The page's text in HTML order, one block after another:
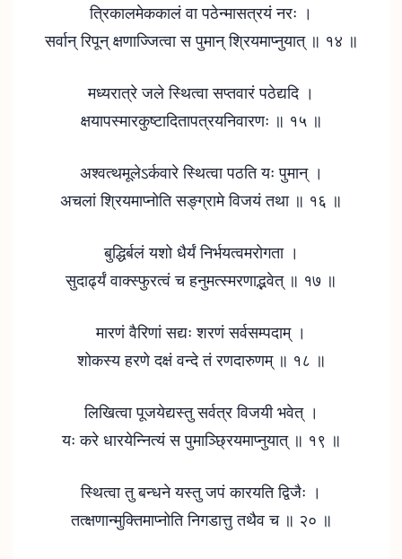
त्रिकालमेककालं वा पठेन्मासत्रयं नरः ।
सर्वान् रिपून् क्षणाज्जित्वा स पुमान् श्रियमाप्नुयात् ॥ १४ ॥
मध्यरात्रे जले स्थित्वा सप्तवारं पठेद्यदि ।
क्षयापस्मारकुष्टादितापत्रयनिवारणः ॥ १५ ॥
अश्वत्थमूलेऽर्कवारे स्थित्वा पठति यः पुमान् ।
अचलां श्रियमाप्नोति सङ्ग्रामे विजयं तथा ॥ १६ ॥
बुद्धिर्बलं यशो धैर्यं निर्भयत्वमरोगता ।
सुदार्ढ्यं वाक्स्फुरत्वं च हनुमत्स्मरणाद्भवेत् ॥ १७ ॥
मारणं वैरिणां सद्यः शरणं सर्वसम्पदाम् ।
शोकस्य हरणे दक्षं वन्दे तं रणदारुणम् ॥ १८ ॥
लिखित्वा पूजयेद्यस्तु सर्वत्र विजयी भवेत् ।
यः करे धारयेन्नित्यं स पुमाञ्छ्रियमाप्नुयात् ॥ १९ ॥
स्थित्वा तु बन्धने यस्तु जपं कारयति द्विजैः ।
तत्क्षणान्मुक्तिमाप्नोति निगडात्तु तथैव च ॥ २० ॥